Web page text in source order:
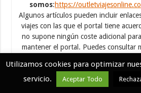
somos:https://
Algunos artículos pueden incluir
viajes con las que el portal tiene
no supone ningún coste adicional
mantener el portal. Puedes consultar
afiliacion/
Si deseas contactar con Alba García
del correo electrónico:
Utilizamos cookies para optimizar
servicio.
Aceptar Todo